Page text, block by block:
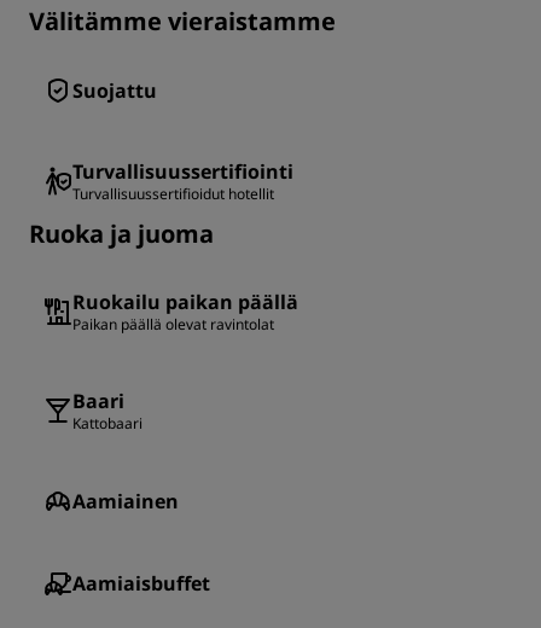
Välitämme vieraistamme
Suojattu
Turvallisuussertifiointi
Turvallisuussertifioidut hotellit
Ruoka ja juoma
Ruokailu paikan päällä
Paikan päällä olevat ravintolat
Baari
Kattobaari
Aamiainen
Aamiaisbuffet